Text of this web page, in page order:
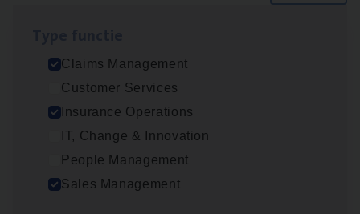
Claims Management
Customer Services
Insurance Operations
IT, Change & Innovation
People Management
Sales Management
Scha­de Expert Fleet
Claims Management
Antwerpen
Insu­ran­ce Bro­ker Trans­port